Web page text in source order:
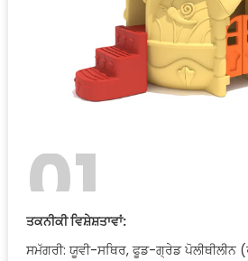
01
ਤਕਨੀਕੀ ਵਿਸ਼ੇਸ਼ਤਾਵਾਂ:
ਸਮੱਗਰੀ: ਯੂਵੀ-ਸਥਿਰ, ਫੂਡ-ਗ੍ਰੇਡ ਪੋਲੀਥੀਲੀਨ